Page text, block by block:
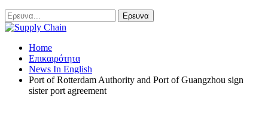
Home
Επικαιρότητα
News In English
Port of Rotterdam Authority and Port of Guangzhou sign
sister port agreement